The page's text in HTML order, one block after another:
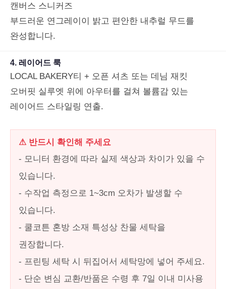
캔버스 스니커즈
부드러운 연그레이이 밝고 편안한 내추럴 무드를
완성합니다.
4. 레이어드 룩
LOCAL BAKERY티 + 오픈 셔츠 또는 데님 재킷
오버핏 실루엣 위에 아우터를 걸쳐 볼륨감 있는
레이어드 스타일링 연출.
⚠ 반드시 확인해 주세요
- 모니터 환경에 따라 실제 색상과 차이가 있을 수
있습니다.
- 수작업 측정으로 1~3cm 오차가 발생할 수
있습니다.
- 쿨코튼 혼방 소재 특성상 찬물 세탁을
권장합니다.
- 프린팅 세탁 시 뒤집어서 세탁망에 넣어 주세요.
- 단순 변심 교환/반품은 수령 후 7일 이내 미사용